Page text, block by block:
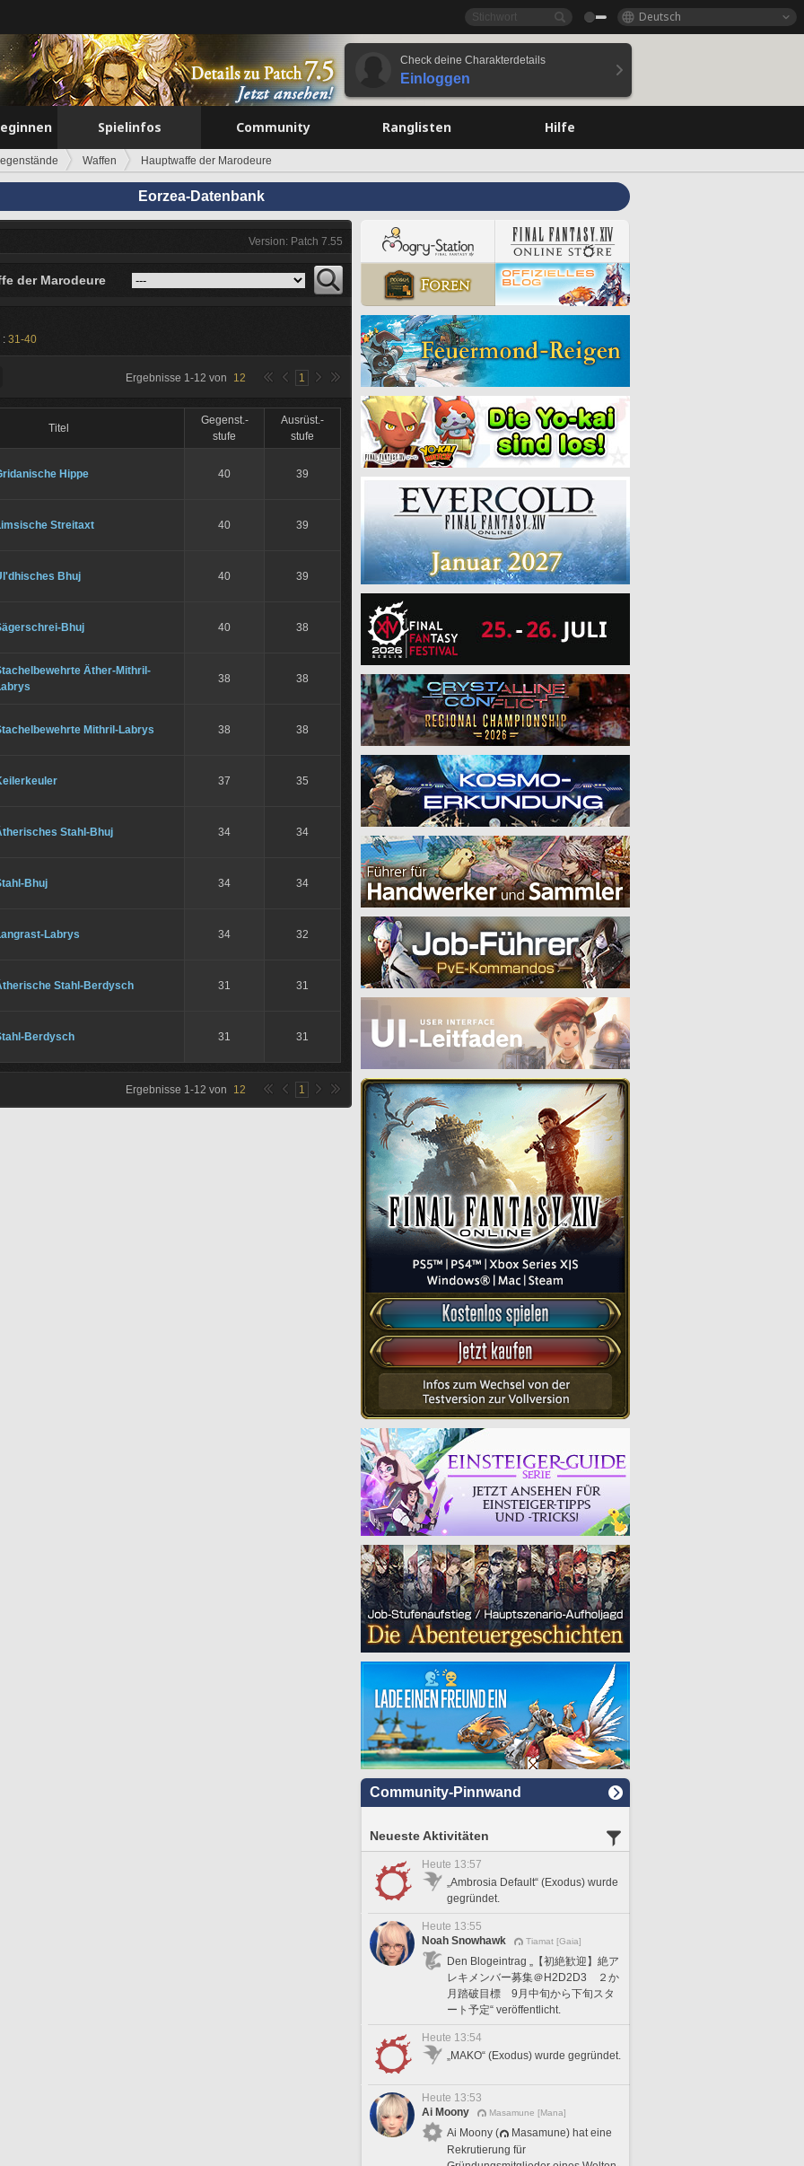
Deutsch
Check deine Charakterdetails
Einloggen
Spielinfos Community Ranglisten Hilfe
Waffen Hauptwaffe der Marodeure
Eorzea-Datenbank
Version: Patch 7.55
der Marodeure
: 31-40
Ergebnisse 1-12 von 12 1
Titel
Gegenst.-
stufe
Ausrüst.-
stufe
Hippe 40 39
Streitaxt 40 39
Bhuj 40 39
Bhuj 40 38
Äther-Mithril-
38 38
Mithril-Labrys 38 38
37 35
Stahl-Bhuj 34 34
Bhuj 34 34
Labrys 34 32
Stahl-Berdysch 31 31
Berdysch 31 31
Ergebnisse 1-12 von 12 1
Community-Pinnwand
Neueste Aktivitäten
Heute 13:57
„Ambrosia Default“ (Exodus) wurde
gegründet.
Heute 13:55
Noah Snowhawk
Tiamat [Gaia]
Den Blogeintrag „【初絶歓迎】絶ア
レキメンバー募集＠H2D2D3 ２か
月踏破目標 9月中旬から下旬スタ
ート予定“ veröffentlicht.
Heute 13:54
„MAKO“ (Exodus) wurde gegründet.
Heute 13:53
Ai Moony
Masamune [Mana]
Ai Moony (
Masamune) hat eine
Rekrutierung für